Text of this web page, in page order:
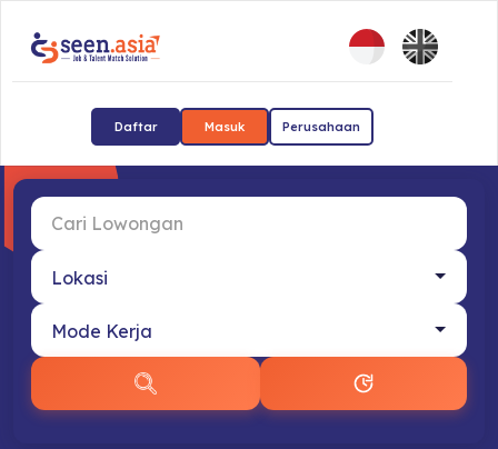
Daftar Masuk Perusahaan